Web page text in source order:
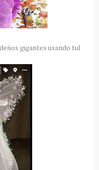
gigantes usando tul